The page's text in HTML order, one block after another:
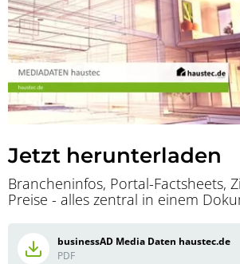
Jetzt herunterladen
Brancheninfos, Portal-Factsheets,
Preise - alles zentral in einem
businessAD Media Daten haustec.de
PDF